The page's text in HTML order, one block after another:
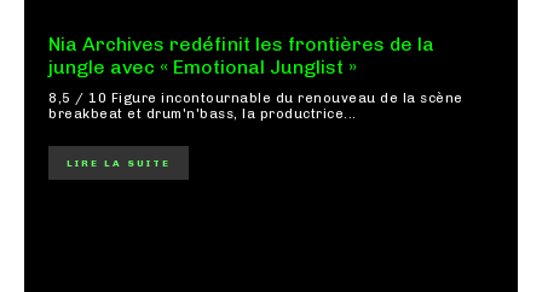
Nia Archives redéfinit les frontières de la
jungle avec « Emotional Junglist »
8,5 / 10 Figure incontournable du renouveau de la scène
breakbeat et drum'n'bass, la productrice...
LIRE LA SUITE